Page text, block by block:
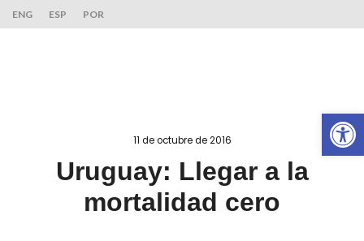
ENG ESP POR
11 de octubre de 2016
Uruguay: Llegar a la
mortalidad cero